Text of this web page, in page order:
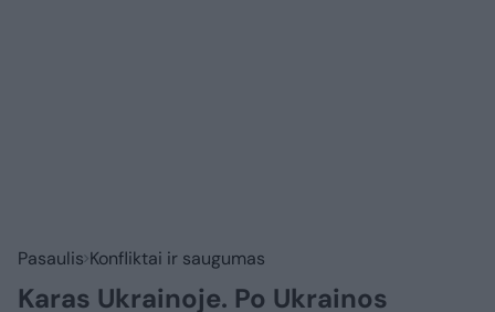
Pasaulis Konfliktai ir saugumas
Karas Ukrainoje. Po Ukrainos